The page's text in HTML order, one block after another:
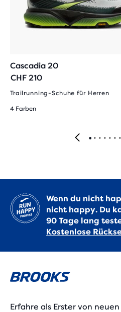
Cascadia 20
CHF 210
Trailrunning-Schuhe für Herren
4 Farben
Wenn du nicht
nicht happy. Du
90 Tage lang
Kostenlose
Erfahre als Erster von